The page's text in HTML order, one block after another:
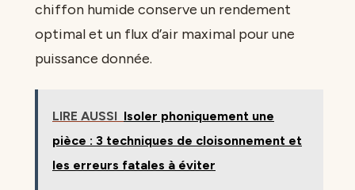
chiffon humide conserve un rendement
optimal et un flux d’air maximal pour une
puissance donnée.
LIRE AUSSI Isoler phoniquement une
pièce : 3 techniques de cloisonnement et
les erreurs fatales à éviter